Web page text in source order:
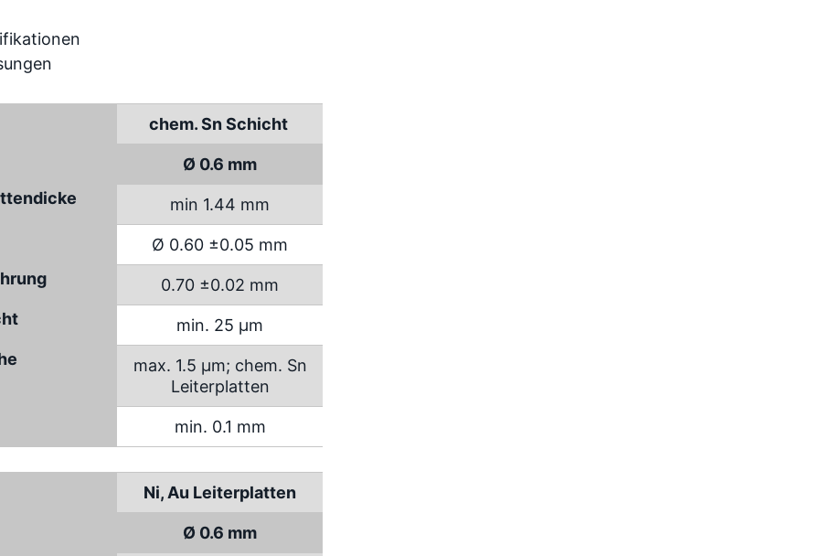
chem. Sn Schicht
Ø 0.6 mm
min 1.44 mm
Ø 0.60 ±0.05 mm
0.70 ±0.02 mm
min. 25 µm
max. 1.5 µm; chem. Sn
Leiterplatten
min. 0.1 mm
Ni, Au Leiterplatten
Ø 0.6 mm